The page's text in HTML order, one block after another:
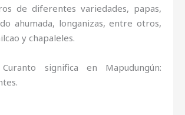
de diferentes variedades, papas,
ahumada, longanizas, entre otros,
y chapaleles.
significa en Mapudungún: